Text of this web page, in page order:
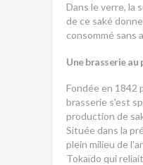
Dans le verre, la
de ce saké
consommé sans
Une brasserie
Fondée en 1842
brasserie s'est
production de
Située dans la
plein milieu de
Tokaïdo qui